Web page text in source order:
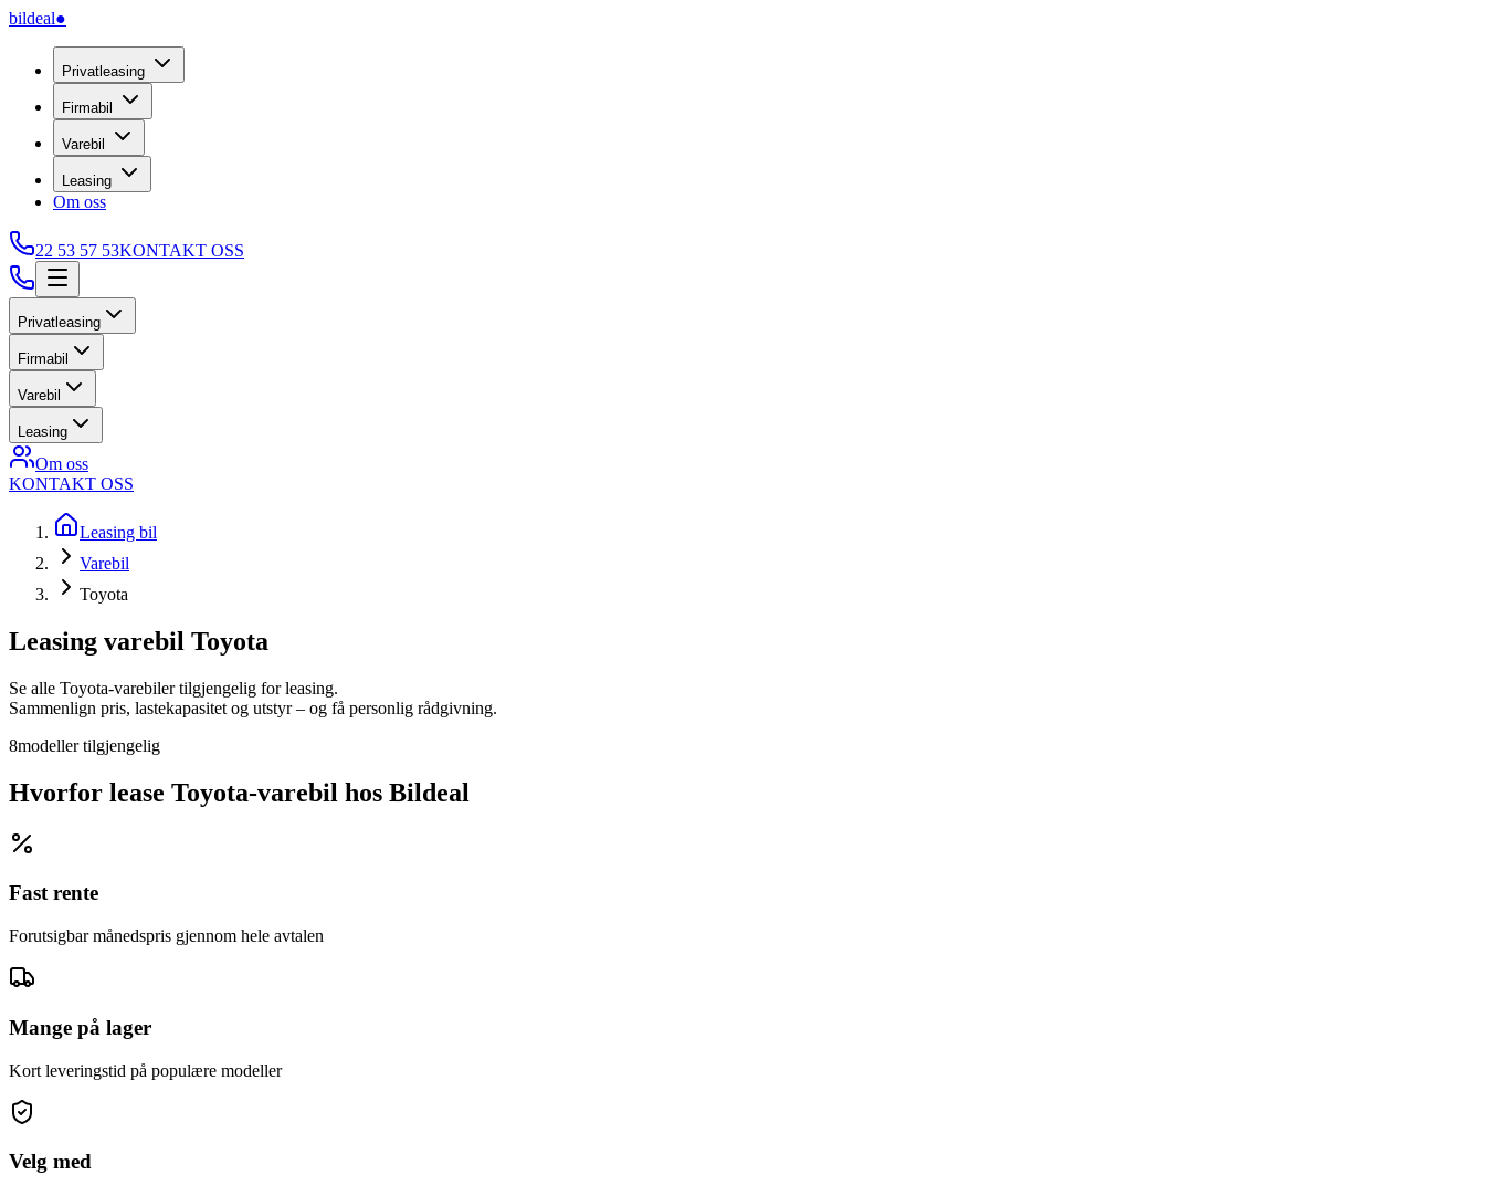
bildeal●
Privatleasing
Firmabil
Varebil
Leasing
Om oss
22 53 57 53KONTAKT OSS
Privatleasing
Firmabil
Varebil
Leasing
Om oss
KONTAKT OSS
Leasing bil
Varebil
Toyota
Leasing varebil Toyota
Se alle Toyota-varebiler tilgjengelig for leasing.
Sammenlign pris, lastekapasitet og utstyr – og få personlig rådgivning.
8modellertilgjengelig
Hvorfor lease Toyota-varebil hos Bildeal
Fast rente
Forutsigbar månedspris gjennom hele avtalen
Mange på lager
Kort leveringstid på populære modeller
Velg med